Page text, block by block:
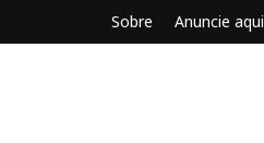
Sobre Anuncie aqui